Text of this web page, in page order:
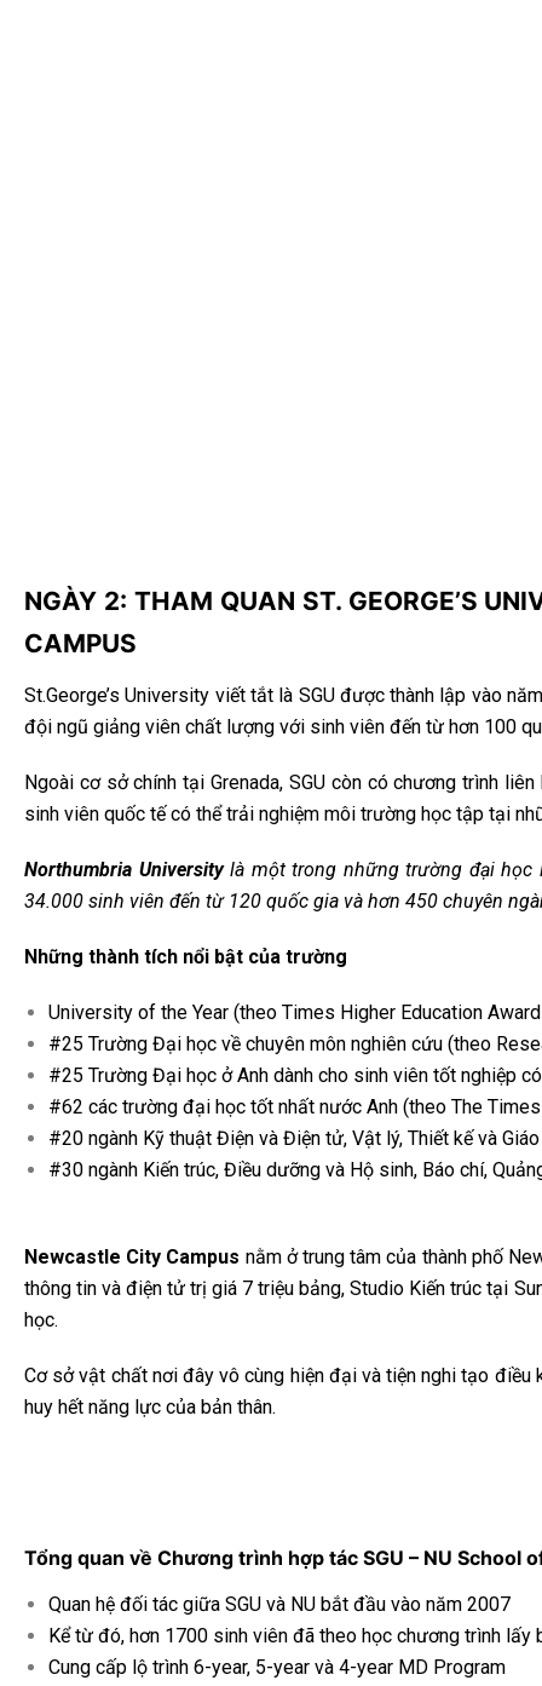
NGÀY 2: THAM QUAN ST. GEORGE’S
CAMPUS
St.George’s University viết tắt là SGU được thành lập vào
đội ngũ giảng viên chất lượng với sinh viên đến từ hơn 100
Ngoài cơ sở chính tại Grenada, SGU còn có chương trình
sinh viên quốc tế có thể trải nghiệm môi trường học tập tại
Northumbria Universitylà một trong những trường đại học
34.000 sinh viên đến từ 120 quốc gia và hơn 450 chuyên
Những thành tích nổi bật của trường
University of the Year (theo Times Higher Education
#25 Trường Đại học về chuyên môn nghiên cứu (theo
#25 Trường Đại học ở Anh dành cho sinh viên tốt nghiệp
#62 các trường đại học tốt nhất nước Anh (theo The
#20 ngành Kỹ thuật Điện và Điện tử, Vật lý, Thiết kế và
#30 ngành Kiến trúc, Điều dưỡng và Hộ sinh, Báo chí,
Newcastle City Campus nằm ở trung tâm của thành phố
thông tin và điện tử trị giá 7 triệu bảng, Studio Kiến trúc tại
học.
Cơ sở vật chất nơi đây vô cùng hiện đại và tiện nghi tạo
huy hết năng lực của bản thân.
Tổng quan về Chương trình hợp tác SGU – NU School
Quan hệ đối tác giữa SGU và NU bắt đầu vào năm 2007
Kể từ đó, hơn 1700 sinh viên đã theo học chương trình lấy
Cung cấp lộ trình 6-year, 5-year và 4-year MD Program